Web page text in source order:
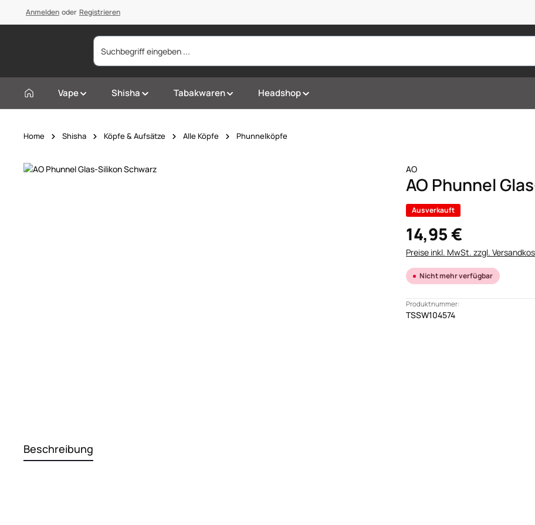
Zur Hauptnavigation springen
Anmelden oder Registrieren
Vape Shisha Tabakwaren Headshop
Home Shisha Köpfe & Aufsätze Alle Köpfe Phunnelköpfe
Bildergalerie überspringen AO
AO Phunnel
Ausverkauft
14,95 €
Preise inkl. MwSt. zzgl.
Nicht mehr verfügbar
Produktnummer:
TSSW104574
Beschreibung